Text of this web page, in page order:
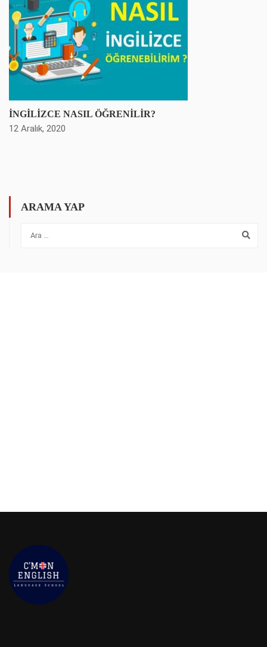
İNGİLİZCE NASIL ÖĞRENİLİR?
12 Aralık, 2020
ARAMA YAP